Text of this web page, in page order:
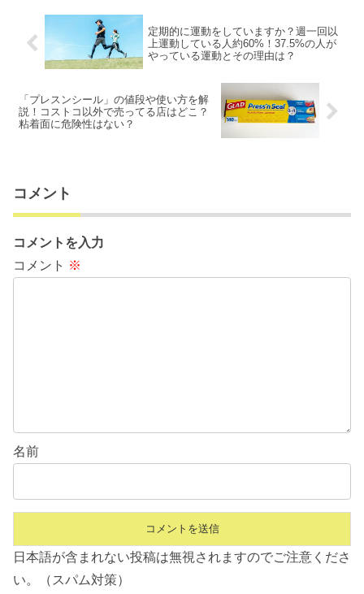
定期的に運動をしていますか？週一回以
上運動している人約60%！37.5%の人が
やっている運動とその理由は？
「プレスンシール」の値段や使い方を解
説！コストコ以外で売ってる店はどこ？
粘着面に危険性はない？
コメント
コメントを入力
コメント ※
名前
日本語が含まれない投稿は無視されますのでご注意くださ
い。（スパム対策）